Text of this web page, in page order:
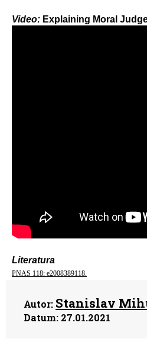
Video: Explaining Moral
Literatura
PNAS 118: e2008389118.
Autor: Stanislav
Datum: 27.01.2021